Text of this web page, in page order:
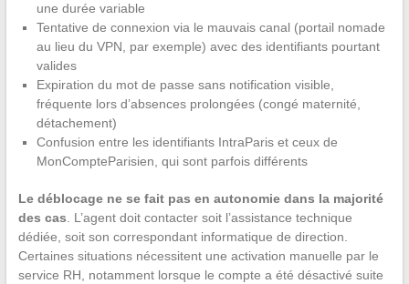
une durée variable
Tentative de connexion via le mauvais canal (portail nomade
au lieu du VPN, par exemple) avec des identifiants pourtant
valides
Expiration du mot de passe sans notification visible,
fréquente lors d’absences prolongées (congé maternité,
détachement)
Confusion entre les identifiants IntraParis et ceux de
MonCompteParisien, qui sont parfois différents
Le déblocage ne se fait pas en autonomie dans la majorité
des cas. L’agent doit contacter soit l’assistance technique
dédiée, soit son correspondant informatique de direction.
Certaines situations nécessitent une activation manuelle par le
service RH, notamment lorsque le compte a été désactivé suite